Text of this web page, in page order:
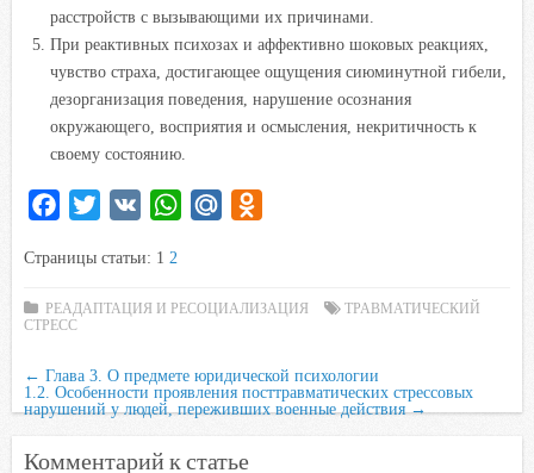
расстройств с вызывающими их причинами.
При реактивных психозах и аффективно шоковых реакциях,
чувство страха, достигающее ощущения сиюминутной гибели,
дезорганизация поведения, нарушение осознания
окружающего, восприятия и осмысления, некритичность к
своему состоянию.
c
b
o
k
i
r
W
p
p
u
a
s
Страницы статьи: 1 2
РЕАДАПТАЦИЯ И РЕСОЦИАЛИЗАЦИЯ
ТРАВМАТИЧЕСКИЙ
СТРЕСС
← Глава 3. О предмете юридической психологии
1.2. Особенности проявления посттравматических стрессовых
нарушений у людей, переживших военные действия→
Комментарий к статье